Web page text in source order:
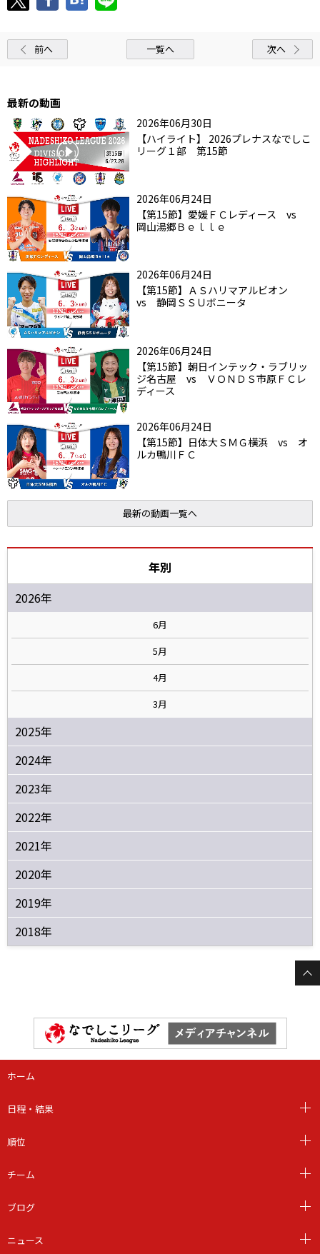
前へ 一覧へ 次へ
最新の動画
2026年06月30日
【ハイライト】 2026プレナスなでしこ
リーグ１部 第15節
2026年06月24日
【第15節】愛媛ＦＣレディース vs
岡山湯郷Ｂｅｌｌｅ
2026年06月24日
【第15節】ＡＳハリマアルビオン
vs 静岡ＳＳＵボニータ
2026年06月24日
【第15節】朝日インテック・ラブリッ
ジ名古屋 vs ＶＯＮＤＳ市原ＦＣレ
ディース
2026年06月24日
【第15節】日体大ＳＭＧ横浜 vs オ
ルカ鴨川ＦＣ
最新の動画一覧へ
年別
2026年
6月
5月
4月
3月
2025年
2024年
2023年
2022年
2021年
2020年
2019年
2018年
ホーム
日程・結果
順位
チーム
ブログ
ニュース